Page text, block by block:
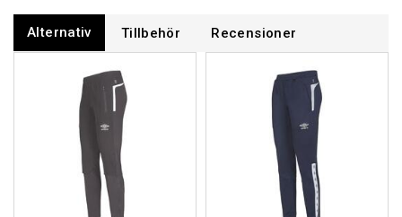
Alternativ Tillbehör Recensioner